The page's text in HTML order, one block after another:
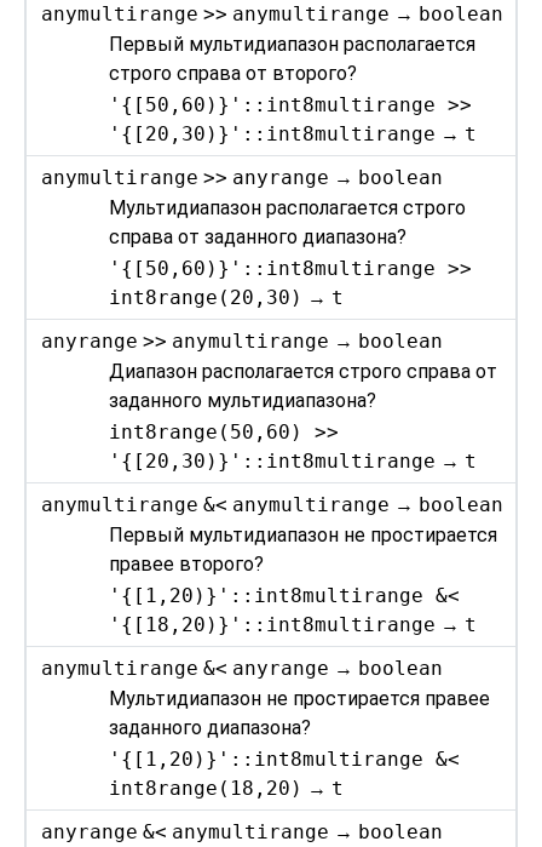
anymultirange >> anymultirange → boolean
Первый мультидиапазон располагается
строго справа от второго?
'{[50,60)}'::int8multirange >>
'{[20,30)}'::int8multirange → t
anymultirange >> anyrange → boolean
Мультидиапазон располагается строго
справа от заданного диапазона?
'{[50,60)}'::int8multirange >>
int8range(20,30) → t
anyrange >> anymultirange → boolean
Диапазон располагается строго справа от
заданного мультидиапазона?
int8range(50,60) >>
'{[20,30)}'::int8multirange → t
anymultirange &< anymultirange → boolean
Первый мультидиапазон не простирается
правее второго?
'{[1,20)}'::int8multirange &<
'{[18,20)}'::int8multirange → t
anymultirange &< anyrange → boolean
Мультидиапазон не простирается правее
заданного диапазона?
'{[1,20)}'::int8multirange &<
int8range(18,20) → t
anyrange &< anymultirange → boolean